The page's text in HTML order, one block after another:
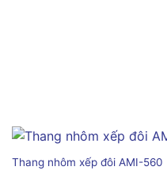
Thang nhôm xếp đôi AMI-560